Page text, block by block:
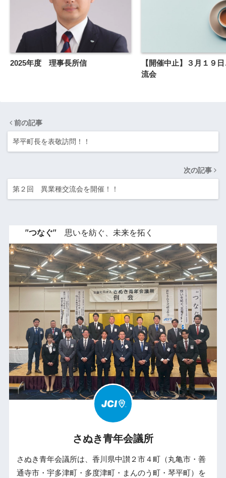
2025年度 理事長所信
【開催中止】３月１９
流会
前の記事
琴平町長を表敬訪問！！
次の記事
第２回 異業種交流会を開催！！
"つなぐ" 思いを紡ぐ、未来を拓く
さぬき青年会議所
さぬき青年会議所は、香川県中讃２市４町（丸亀市・善
通寺市・宇多津町・多度津町・まんのう町・琴平町）を